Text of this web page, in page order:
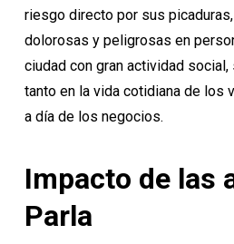
riesgo directo por sus
dolorosas y peligrosas en
ciudad con gran actividad
tanto en la vida cotidiana de los
a día de los negocios.
Impacto de las
Parla